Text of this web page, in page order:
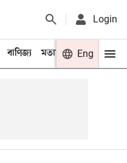
Login
বাণিজ্য মতামত খেলা
Eng